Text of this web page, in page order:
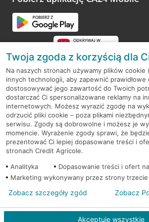
RODO
Regulamin serwisu
Mapa serwisu
PolitykaCookies
© 2026 Credit Agricole Bank Polska S.A. Wszelkie
Twoja zgoda z korzyścią dla
Na naszych stronach używamy plików cookie
innych technologii, aby zapewnić prawidłowe
dostosowywać jego zawartość do Twoich
dostarczać Ci spersonalizowane reklamy na
internetowych. Możesz wyrazić zgodę na
odrzucić pliki cookie – poza plikami
serwisu. Zgody są dobrowolne i możesz je
momencie. Wyrażenie zgody sprawi, że
prezentować Ci lepiej dopasowane treści i
stronach Credit Agricole.
Analityka
Dopasowanie treści i ofert
Marketing wykonywany przez strony trzecie
Akceptuję wszystkie
Zobacz szczegóły zgód Zobacz